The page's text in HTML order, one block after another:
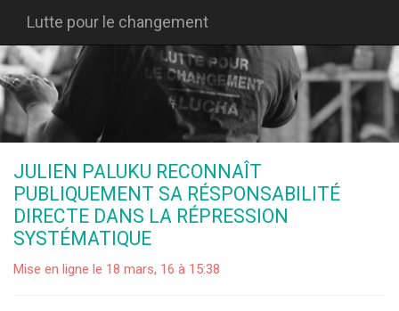
Lutte pour le changement
JULIEN PALUKU RECONNAÎT
PUBLIQUEMENT SA RÉSPONSABILITÉ
DIRECTE DANS LA RÉPRESSION
SYSTÉMATIQUE
Mise en ligne le 18 mars, 16 à 15:38